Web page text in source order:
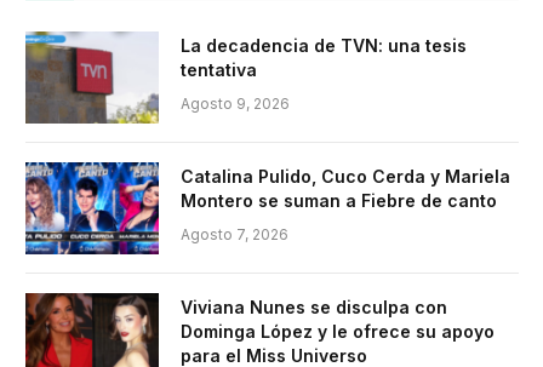
La decadencia de TVN: una tesis
tentativa
Agosto 9, 2026
Catalina Pulido, Cuco Cerda y Mariela
Montero se suman a Fiebre de canto
Agosto 7, 2026
Viviana Nunes se disculpa con
Dominga López y le ofrece su apoyo
para el Miss Universo